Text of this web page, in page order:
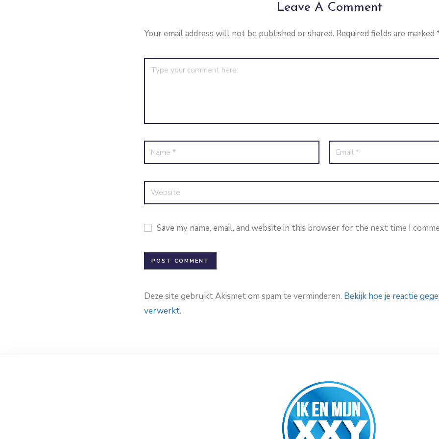
Leave A Comment
Your email address will not be published or shared. Required fields are marked
Save my name, email, and website in this browser for the next time I
Deze site gebruikt Akismet om spam te verminderen. Bekijk hoe je reactie
verwerkt.